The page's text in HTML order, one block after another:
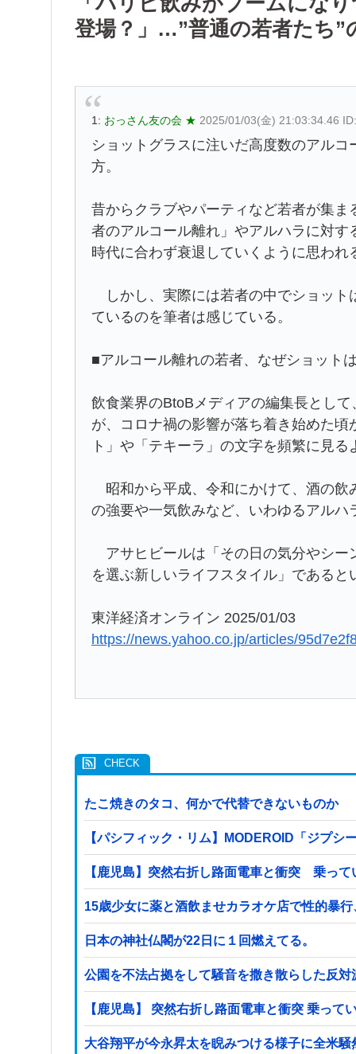
登場？」…”普通の若者たち”
1: おっさん友の会 ★ 2025/01/03(金) 21:03:34.46
ショットグラスに注いだ高度数のアル
方。
昔からクラブやパーティなど若者が集
者のアルコール離れ」やアルハラに対
時代に合わず衰退していくように思われ
しかし、実際には若者の中でショット
ているのを筆者は感じている。
■アルコール離れの若者、なぜショッ
飲食業界のBtoBメディアの編集長とし
が、コロナ禍の影響が落ち着き始めた
ト」や「テキーラ」の文字を頻繁に見る
昭和から平成、令和にかけて、酒の飲
の強要や一気飲みなど、いわゆるアル
アサヒビールは「その日の気分やシー
を選ぶ新しいライフスタイル」である
東洋経済オンライン 2025/01/03
https://news.yahoo.co.jp/articles/
たこ焼きのタコ、何かで代替できないものか
【パシフィック・リム】MODEROID「ジプ
【鹿児島】突然右折し路面電車と衝突 乗っ
15歳少女に薬と酒飲ませカラオケ店で性的
日本の神社仏閣が22日に１回燃えてる。
公園を不法占拠をして騒音を撒き散らした反
【鹿児島】 突然右折し路面電車と衝突 乗っ
大谷翔平が今永昇太を睨みつける様子に全米